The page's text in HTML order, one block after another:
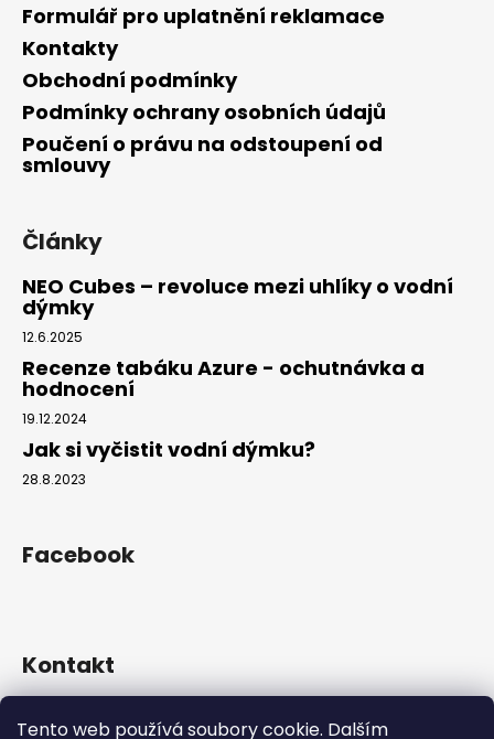
Tento web používá soubory cookie. Dalším
Formulář pro uplatnění reklamace
Kontakty
Obchodní podmínky
Podmínky ochrany osobních údajů
Poučení o právu na odstoupení od
smlouvy
Články
NEO Cubes – revoluce mezi uhlíky o vodní
dýmky
12.6.2025
Recenze tabáku Azure - ochutnávka a
hodnocení
19.12.2024
Jak si vyčistit vodní dýmku?
28.8.2023
Facebook
Kontakt